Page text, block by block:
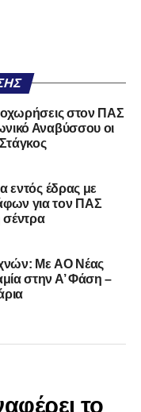
στον ΠΑΣ
Αναβύσσου οι
εντός έδρας με
για τον ΠΑΣ
σέντρα
Με AO Nέας
στην Α’ Φάση –
το